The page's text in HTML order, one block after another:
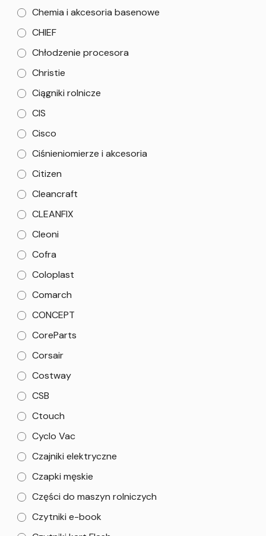
Chemia i akcesoria basenowe
CHIEF
Chłodzenie procesora
Christie
Ciągniki rolnicze
CIS
Cisco
Ciśnieniomierze i akcesoria
Citizen
Cleancraft
CLEANFIX
Cleoni
Cofra
Coloplast
Comarch
CONCEPT
CoreParts
Corsair
Costway
CSB
Ctouch
Cyclo Vac
Czajniki elektryczne
Czapki męskie
Części do maszyn rolniczych
Czytniki e-book